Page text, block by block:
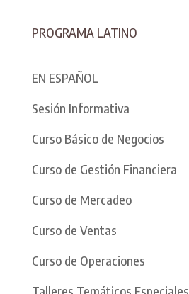
PROGRAMA LATINO
EN ESPAÑOL
Sesión Informativa
Curso Básico de Negocios
Curso de Gestión Financiera
Curso de Mercadeo
Curso de Ventas
Curso de Operaciones
Talleres Temáticos Especiales